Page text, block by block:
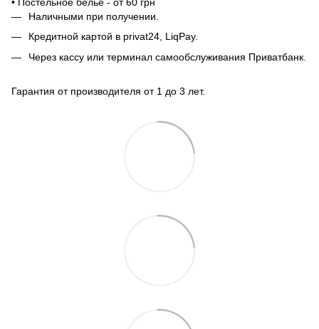
Наличными при получении.
Кредитной картой в privat24, LiqPay.
Через кассу или терминал самообслуживания Приватбанк.
Гарантия от производителя от 1 до 3 лет.